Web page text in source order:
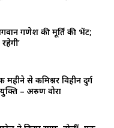
गणेश की मूर्ति की भेंट;
से कमिश्नर विहीन दुर्ग
– अरुण वोरा